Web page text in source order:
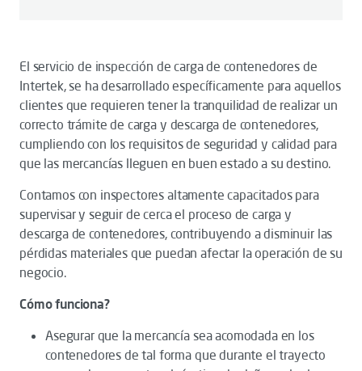
El servicio de inspección de carga de contenedores de
Intertek, se ha desarrollado específicamente para aquellos
clientes que requieren tener la tranquilidad de realizar un
correcto trámite de carga y descarga de contenedores,
cumpliendo con los requisitos de seguridad y calidad para
que las mercancías lleguen en buen estado a su destino.
Contamos con inspectores altamente capacitados para
supervisar y seguir de cerca el proceso de carga y
descarga de contenedores, contribuyendo a disminuir las
pérdidas materiales que puedan afectar la operación de su
negocio.
Cómo funciona?
Asegurar que la mercancía sea acomodada en los
contenedores de tal forma que durante el trayecto